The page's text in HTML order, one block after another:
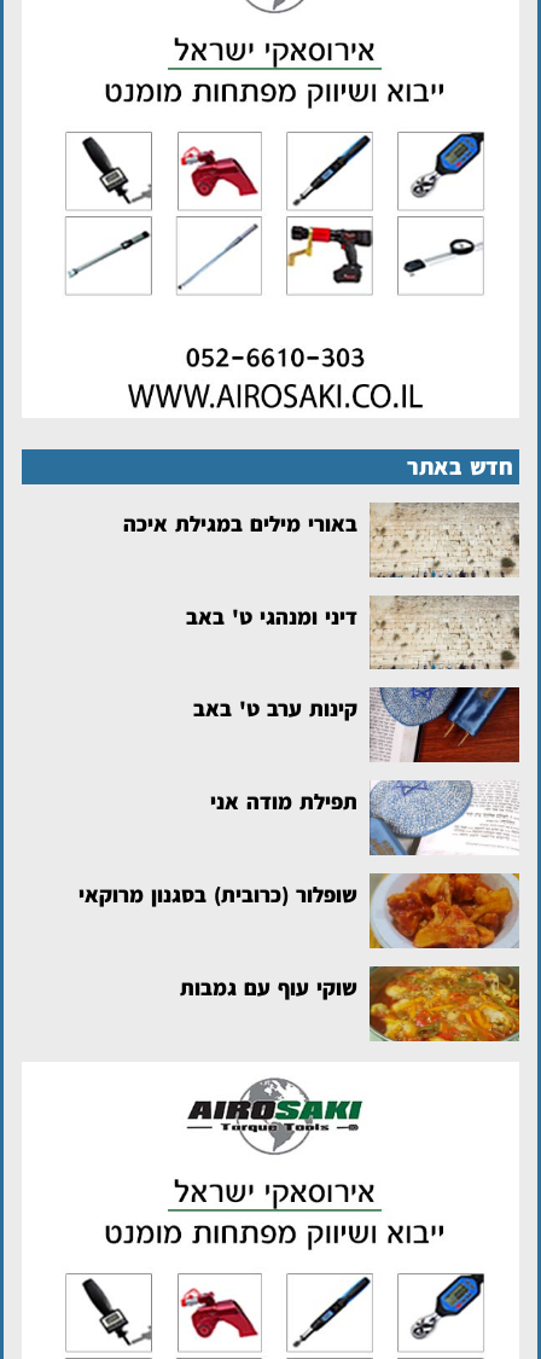
חדש באתר
באורי מילים במגילת איכה
דיני ומנהגי ט' באב
קינות ערב ט' באב
תפילת מודה אני
שופלור (כרובית) בסגנון מרוקאי
שוקי עוף עם גמבות